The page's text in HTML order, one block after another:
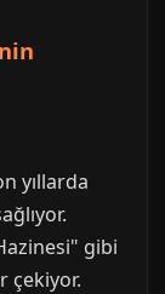
yıllarda
gibi
çekiyor.